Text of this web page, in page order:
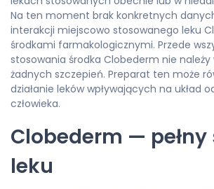
Na ten moment brak konkretnych
interakcji miejscowo stosowanego leku
środkami farmakologicznymi. Przede
stosowania środka Clobederm nie należy
żadnych szczepień. Preparat ten może
działanie leków wpływających na układ
człowieka.
Clobederm — pełny
leku